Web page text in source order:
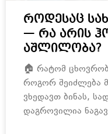
როდესაც
— რა არის
აშლილობა?
🏠 რატომ
როგორ შეიძლება
ვხედავთ ბინას,
დაგროვილია